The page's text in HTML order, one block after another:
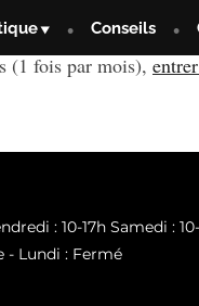
Conseils
(1 fois par mois),
: 10-17h Samedi :
- Lundi : Fermé